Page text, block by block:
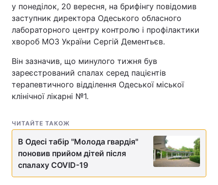
у понеділок, 20 вересня, на брифінгу повідомив
заступник директора Одеського обласного
лабораторного центру контролю і профілактики
хвороб МОЗ України Сергій Дементьєв.
Він зазначив, що минулого тижня був
зареєстрований спалах серед пацієнтів
терапевтичного відділення Одеської міської
клінічної лікарні №1.
ЧИТАЙТЕ ТАКОЖ
В Одесі табір "Молода гвардія"
поновив прийом дітей після
спалаху COVID-19